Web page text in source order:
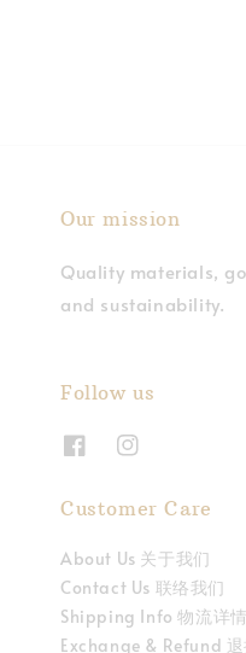
Our mission
Quality materials,
and sustainability.
Follow us
Customer Care
About Us 关于我们
Contact Us 联络我们
Shipping Info 物流详情
Exchange & Refund